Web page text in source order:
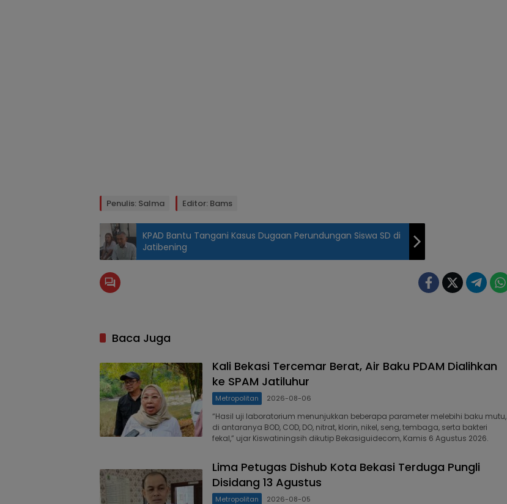
Penulis: Salma Editor: Bams
KPAD Bantu Tangani Kasus Dugaan Perundungan Siswa SD di
Jatibening
Baca Juga
Kali Bekasi Tercemar Berat, Air Baku PDAM Dialihkan
ke SPAM Jatiluhur
Metropolitan 2026-08-06
“Hasil uji laboratorium menunjukkan beberapa parameter melebihi baku mutu,
di antaranya BOD, COD, DO, nitrat, klorin, nikel, seng, tembaga, serta bakteri
fekal,” ujar Kiswatiningsih dikutip Bekasiguidecom, Kamis 6 Agustus 2026.
Lima Petugas Dishub Kota Bekasi Terduga Pungli
Disidang 13 Agustus
Metropolitan 2026-08-05